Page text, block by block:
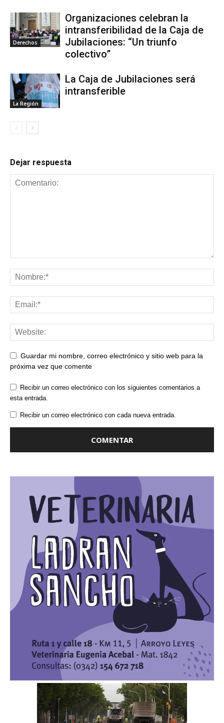
Derechos
Organizaciones celebran la
intransferibilidad de la Caja de
Jubilaciones: “Un triunfo
colectivo”
La Región
La Caja de Jubilaciones será
intransferible
Dejar respuesta
Guardar mi nombre, correo electrónico y sitio web para la
próxima vez que comente
Recibir un correo electrónico con los siguientes comentarios a
esta entrada.
Recibir un correo electrónico con cada nueva entrada.